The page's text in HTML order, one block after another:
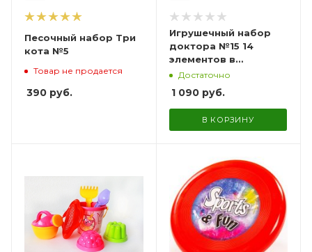
Песочный набор Три
кота №5
Товар не продается
390 руб.
Игрушечный набор
доктора №15 14
элементов в
чемоданчике
Достаточно
1 090руб.
В КОРЗИНУ